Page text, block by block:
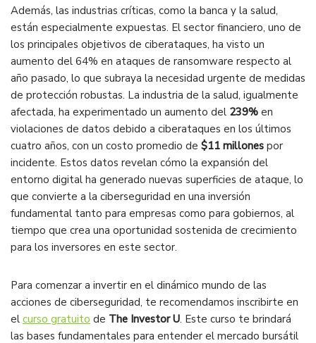
Además, las industrias críticas, como la banca y la salud,
están especialmente expuestas. El sector financiero, uno de
los principales objetivos de ciberataques, ha visto un
aumento del 64% en ataques de ransomware respecto al
año pasado, lo que subraya la necesidad urgente de medidas
de protección robustas. La industria de la salud, igualmente
afectada, ha experimentado un aumento del 239% en
violaciones de datos debido a ciberataques en los últimos
cuatro años, con un costo promedio de $11 millones por
incidente. Estos datos revelan cómo la expansión del
entorno digital ha generado nuevas superficies de ataque, lo
que convierte a la ciberseguridad en una inversión
fundamental tanto para empresas como para gobiernos, al
tiempo que crea una oportunidad sostenida de crecimiento
para los inversores en este sector​.
Para comenzar a invertir en el dinámico mundo de las
acciones de ciberseguridad, te recomendamos inscribirte en
el curso gratuito de The Investor U. Este curso te brindará
las bases fundamentales para entender el mercado bursátil